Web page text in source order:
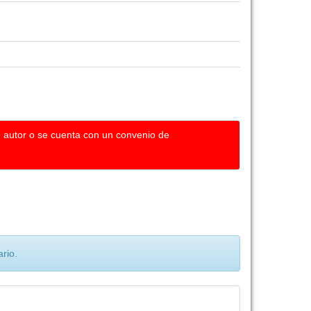
o se cuenta con un convenio de